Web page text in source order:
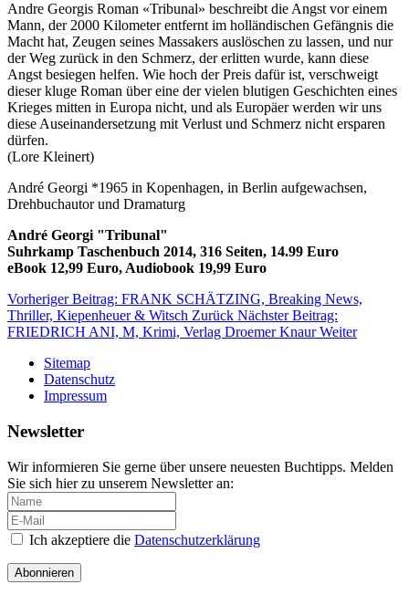
Andre Georgis Roman «Tribunal» beschreibt die Angst vor einem
Mann, der 2000 Kilometer entfernt im holländischen Gefängnis die
Macht hat, Zeugen seines Massakers auslöschen zu lassen, und nur
der Weg zurück in den Schmerz, der erlitten wurde, kann diese
Angst besiegen helfen. Wie hoch der Preis dafür ist, verschweigt
dieser kluge Roman über eine der vielen blutigen Geschichten eines
Krieges mitten in Europa nicht, und als Europäer werden wir uns
diese Auseinandersetzung mit Verlust und Schmerz nicht ersparen
dürfen.
(Lore Kleinert)
André Georgi *1965 in Kopenhagen, in Berlin aufgewachsen,
Drehbuchautor und Dramaturg
André Georgi "Tribunal"
Suhrkamp Taschenbuch 2014, 316 Seiten, 14.99 Euro
eBook 12,99 Euro, Audiobook 19,99 Euro
Vorheriger Beitrag: FRANK SCHÄTZING, Breaking News,
Thriller, Kiepenheuer & Witsch Zurück Nächster Beitrag:
FRIEDRICH ANI, M, Krimi, Verlag Droemer KnaurWeiter
Sitemap
Datenschutz
Impressum
Newsletter
Wir informieren Sie gerne über unsere neuesten Buchtipps. Melden
Sie sich hier zu unserem Newsletter an:
Ich akzeptiere die Datenschutzerklärung
Abonnieren